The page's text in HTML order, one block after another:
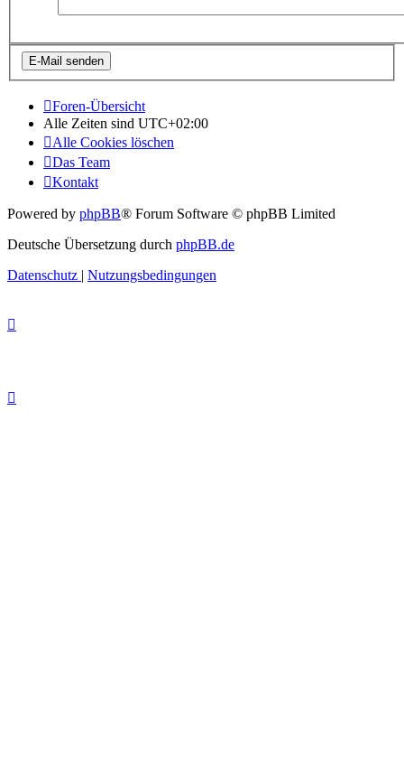
Foren-Übersicht
Alle Zeiten sind UTC+02:00
Alle Cookies löschen
Das Team
Kontakt
Powered by phpBB® Forum Software © phpBB Limited
Deutsche Übersetzung durch phpBB.de
Datenschutz | Nutzungsbedingungen